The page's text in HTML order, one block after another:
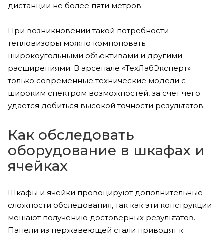
дистанции не более пяти метров.
При возникновении такой потребности
тепловизоры можно компоновать
широкоугольными объективами и другими
расширениями. В арсенале «ТехЛабЭксперт»
только современные технические модели с
широким спектром возможностей, за счет чего
удается добиться высокой точности результатов.
Как обследовать
оборудование в шкафах и
ячейках
Шкафы и ячейки провоцируют дополнительные
сложности обследования, так как эти конструкции
мешают получению достоверных результатов.
Панели из нержавеющей стали приводят к